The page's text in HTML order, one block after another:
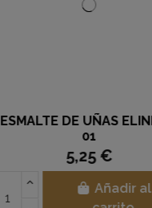
MATIZADOR
25 GR
Añadir al